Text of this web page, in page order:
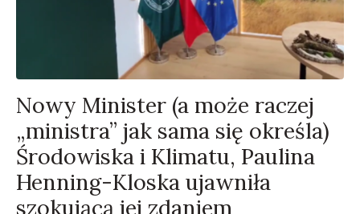
Nowy Minister (a może raczej
„ministra” jak sama się określa)
Środowiska i Klimatu, Paulina
Henning-Kloska ujawniła
szokującą jej zdaniem